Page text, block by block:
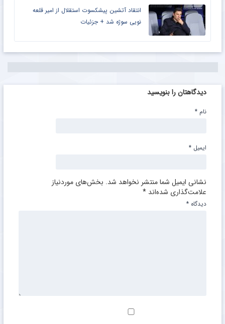
انتقاد آتشین پیشکسوت استقلال از امیر قلعه
نویی سوژه شد + جزئیات
دیدگاهتان را بنویسید
نشانی ایمیل شما منتشر نخواهد شد. بخش‌های موردنیاز
علامت‌گذاری شده‌اند *
دیدگاه *
نام *
ایمیل *